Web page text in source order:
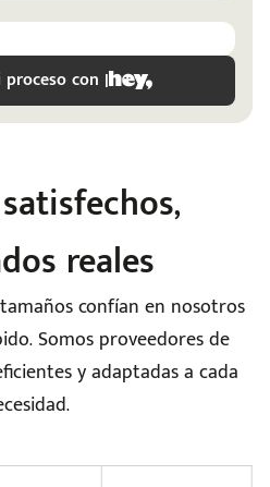
con |
reales
confían en nosotros
Somos proveedores de
y adaptadas a cada